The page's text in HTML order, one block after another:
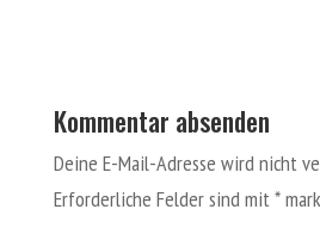
Kommentar absenden
Deine E-Mail-Adresse wird nicht
Erforderliche Felder sind mit*